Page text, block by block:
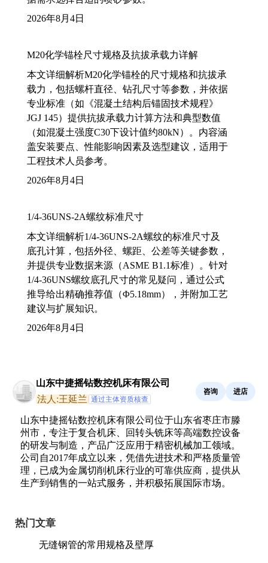
2026年8月4日
M20化学锚栓尺寸规格及抗拔承载力详解
本文详细解析M20化学锚栓的尺寸规格和抗拔承
载力，包括螺杆直径、钻孔尺寸等参数，并依据
专业标准（如《混凝土结构后锚固技术规程》
JGJ 145）提供抗拔承载力计算方法和典型数值
（如混凝土强度C30下设计值约80kN）。内容涵
盖安装要点、性能影响因素及选型建议，适用于
工程技术人员参考。
2026年8月4日
1/4-36UNS-2A螺纹标准尺寸
本文详细解析1/4-36UNS-2A螺纹的标准尺寸及
底孔计算，包括外径、螺距、公差等关键参数，
并提供专业数据来源（ASME B1.1标准）。针对
1/4-36UNS螺纹底孔尺寸的常见疑问，通过公式
推导给出精确推荐值（Φ5.18mm），并附加工艺
建议与扩展知识。
2026年8月4日
山东中捷摇钻数控机床有限公司
法人:王延兰 通过主体资质核查
咨询 进店
山东中捷摇钻数控机床有限公司位于山东省枣庄市滕
州市，专注于复合机床、回转头铣床等高端数控设备
的研发与制造，产品广泛应用于精密机械加工领域。
公司自2017年成立以来，凭借先进技术和严格质量管
理，已成为金属切削机床行业的可靠供应商，提供从
生产到销售的一站式服务，并积极拓展国际市场。
热门文章
无缝钢管的常用规格及壁厚